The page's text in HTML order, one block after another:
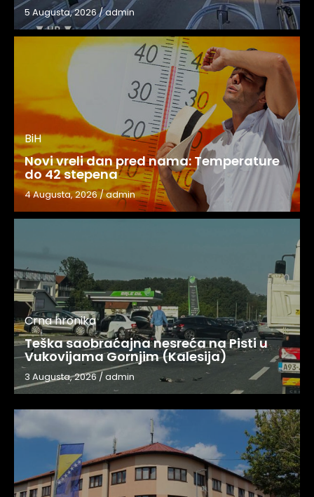
5 Augusta, 2026/admin
BiH
Novi vreli dan pred nama: Temperature
do 42 stepena
4 Augusta, 2026/admin
Crna hronika
Teška saobraćajna nesreća na Pisti u
Vukovijama Gornjim (Kalesija)
3 Augusta, 2026/admin